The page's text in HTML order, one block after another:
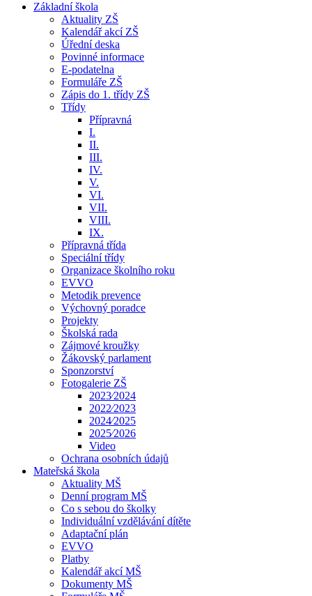
Základní škola
Aktuality ZŠ
Kalendář akcí ZŠ
Úřední deska
Povinné informace
E-podatelna
Formuláře ZŠ
Zápis do 1. třídy ZŠ
Třídy
Přípravná
I.
II.
III.
IV.
V.
VI.
VII.
VIII.
IX.
Přípravná třída
Speciální třídy
Organizace školního roku
EVVO
Metodik prevence
Výchovný poradce
Projekty
Školská rada
Zájmové kroužky
Žákovský parlament
Sponzorství
Fotogalerie ZŠ
2023⁄2024
2022⁄2023
2024⁄2025
2025⁄2026
Video
Ochrana osobních údajů
Mateřská škola
Aktuality MŠ
Denní program MŠ
Co s sebou do školky
Individuální vzdělávání dítěte
Adaptační plán
EVVO
Platby
Kalendář akcí MŠ
Dokumenty MŠ